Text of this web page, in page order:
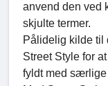
anvend den ved
skjulte termer.
Pålidelig kilde til
Street Style for
fyldt med særlige